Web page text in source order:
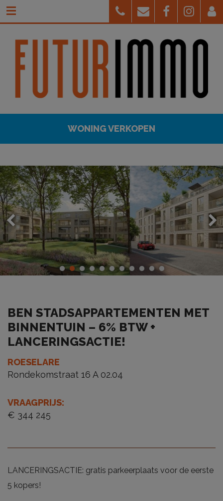
WONING VERKOPEN
BEN STADSAPPARTEMENTEN MET
BINNENTUIN – 6% BTW +
LANCERINGSACTIE!
ROESELARE
Rondekomstraat 16 A 02.04
VRAAGPRIJS:
€ 344 245
LANCERINGSACTIE: gratis parkeerplaats voor de eerste
5 kopers!